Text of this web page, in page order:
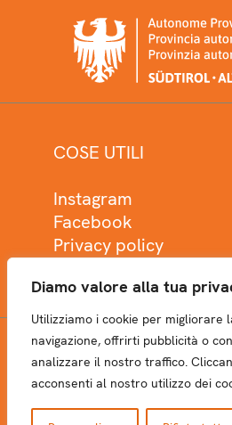
Diamo valore alla tua
Utilizziamo i cookie per migliorare
navigazione, offrirti pubblicità o
analizzare il nostro traffico.
acconsenti al nostro utilizzo dei
COSE UTILI
Instagram
Facebook
Privacy policy
NEWSLETTER